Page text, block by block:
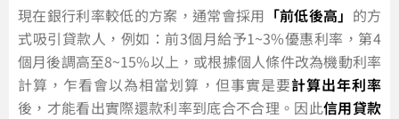
現在銀行利率較低的方案，通常會採用 「前低後高」 的方
式吸引貸款人，例如：前3個月給予1~3%優惠利率，第4
個月後調高至8~15%以上，或根據個人條件改為機動利率
計算，乍看會以為相當划算，但事實是要計算出年利率
後，才能看出實際還款利率到底合不合理。因此信用貸款